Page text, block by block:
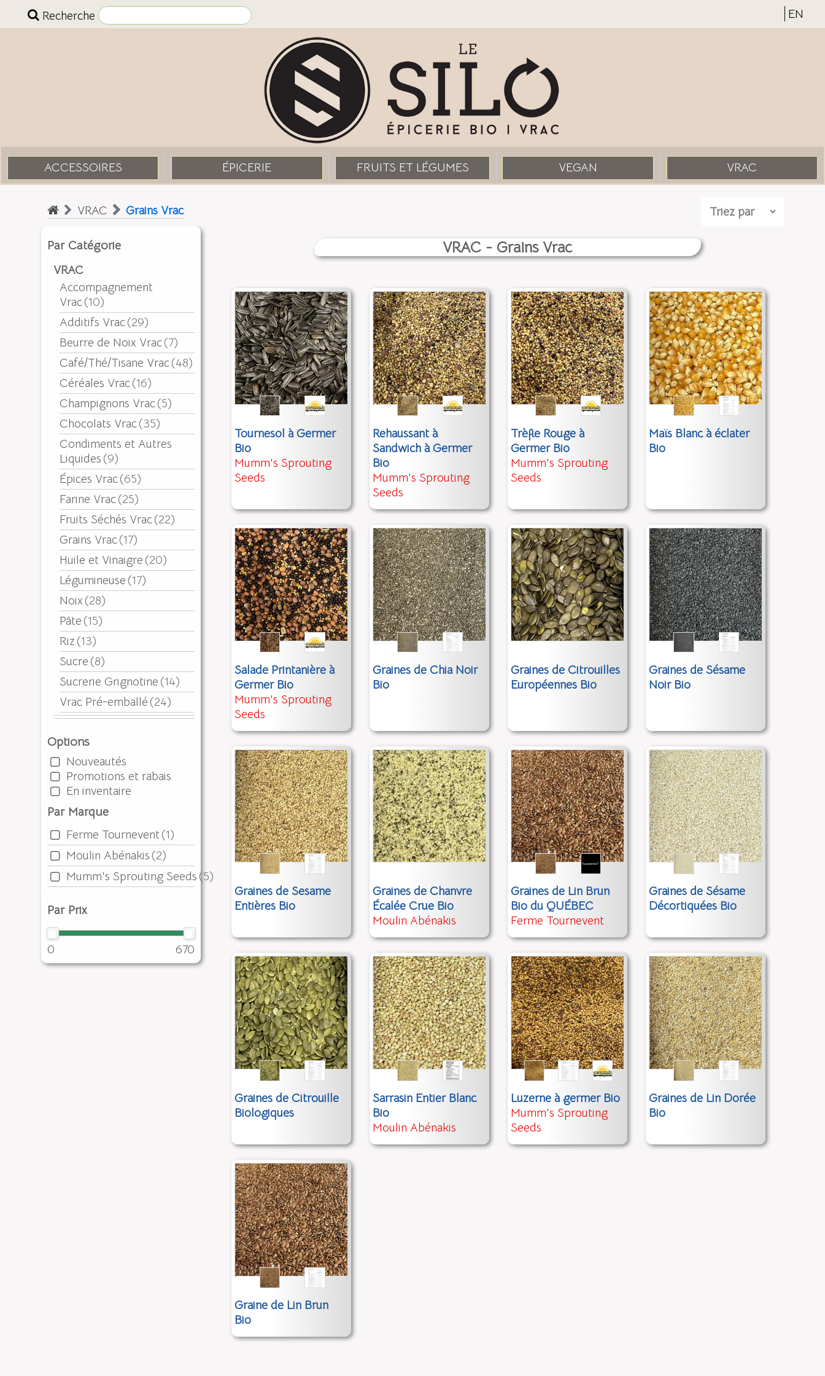
Recherche EN
ACCESSOIRES ÉPICERIE FRUITS ET LÉGUMES VEGAN VRAC
VRAC Grains Vrac
Par Catégorie
VRAC
Accompagnement
Vrac(10)
Additifs Vrac(29)
Beurre de Noix Vrac(7)
Café/Thé/Tisane Vrac(48)
Céréales Vrac(16)
Champignons Vrac(5)
Chocolats Vrac(35)
Condiments et Autres
Liquides (9)
Épices Vrac(65)
Farine Vrac(25)
Fruits Séchés Vrac(22)
Grains Vrac(17)
Huile et Vinaigre (20)
Légumineuse (17)
Noix (28)
Pâte (15)
Riz (13)
Sucre (8)
Sucrerie Grignotine (14)
Vrac Pré-emballé (24)
Options
Nouveautés
Promotions et rabais
En inventaire
Par Marque
Ferme Tournevent (1)
Moulin Abénakis (2)
Mumm's Sprouting Seeds (5)
Par Prix
0 670
VRAC - Grains Vrac
Tournesol à Germer
Bio
Mumm's Sprouting
Seeds
Rehaussant à
Sandwich à Germer
Bio
Mumm's Sprouting
Seeds
Trèfle Rouge à
Germer Bio
Mumm's Sprouting
Seeds
Maïs Blanc à éclater
Bio
Salade Printanière à
Germer Bio
Mumm's Sprouting
Seeds
Graines de Chia Noir
Bio
Graines de Citrouilles
Européennes Bio
Graines de Sésame
Noir Bio
Graines de Sesame
Entières Bio
Graines de Chanvre
Écalée Crue Bio
Moulin Abénakis
Graines de Lin Brun
Bio du QUÉBEC
Ferme Tournevent
Graines de Sésame
Décortiquées Bio
Graines de Citrouille
Biologiques
Sarrasin Entier Blanc
Bio
Moulin Abénakis
Luzerne à germer Bio
Mumm's Sprouting
Seeds
Graines de Lin Dorée
Bio
Graine de Lin Brun
Bio